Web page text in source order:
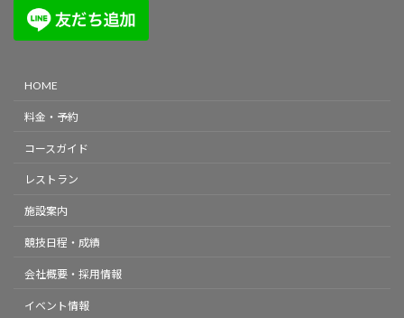
HOME
料金・予約
コースガイド
レストラン
施設案内
競技日程・成績
会社概要・採用情報
イベント情報